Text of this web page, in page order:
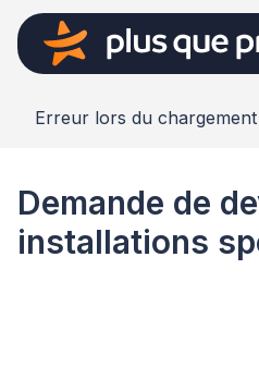
Erreur lors du
Demande de
installations